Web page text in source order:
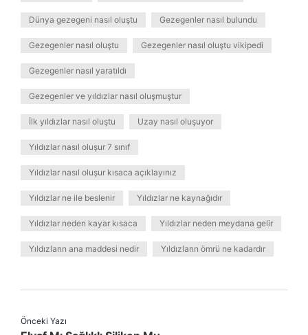
Dünya gezegeni nasıl oluştu Gezegenler nasıl bulundu
Gezegenler nasıl oluştu Gezegenler nasıl oluştu vikipedi
Gezegenler nasıl yaratıldı
Gezegenler ve yıldızlar nasıl oluşmuştur
İlk yıldızlar nasıl oluştu Uzay nasıl oluşuyor
Yıldızlar nasıl oluşur 7 sınıf
Yıldızlar nasıl oluşur kısaca açıklayınız
Yıldızlar ne ile beslenir Yıldızlar ne kaynağıdır
Yıldızlar neden kayar kısaca Yıldızlar neden meydana gelir
Yıldızların ana maddesi nedir Yıldızların ömrü ne kadardır
Önceki Yazı